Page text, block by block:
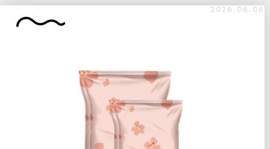
2026.08.06